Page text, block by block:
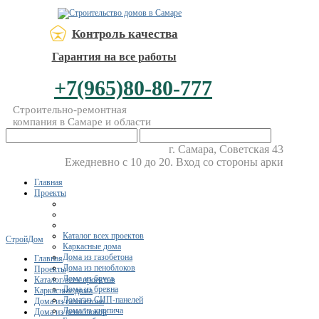
Контроль качества
Гарантия на все работы
+7(965)80-80-777
Строительно-ремонтная
компания в Самаре и области
г. Самара, Советская 43
Ежедневно с 10 до 20. Вход со стороны арки
Главная
Проекты
Каталог всех проектов
Каркасные дома
Дома из газобетона
Дома из пеноблоков
Дома из бруса
Дома из бревна
Дома из СИП-панелей
Дома из кирпича
СтройДом
Главная
Проекты
Каталог всех проектов
Каркасные дома
Дома из газобетона
Дома из пеноблоков